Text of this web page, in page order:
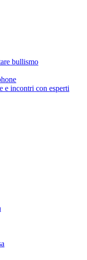
bullismo
e incontri con esperti